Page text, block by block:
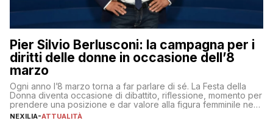
Pier Silvio Berlusconi: la campagna per i
diritti delle donne in occasione dell’8
marzo
Ogni anno l’8 marzo torna a far parlare di sé. La Festa della
Donna diventa occasione di dibattito, riflessione, momento per
prendere una posizione e dar valore alla figura femminile nella
sua complessità e crucialità. A lanciare un messaggio “forte e
NEXILIA-ATTUALITÀ